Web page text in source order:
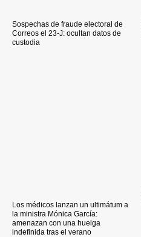
Sospechas de fraude electoral de
Correos el 23-J: ocultan datos de
custodia
Los médicos lanzan un ultimátum a
la ministra Mónica García:
amenazan con una huelga
indefinida tras el verano